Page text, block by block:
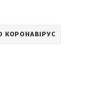
КОРОНАВІРУС